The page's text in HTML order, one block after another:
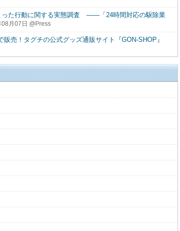
った行動に関する実態調査 ――「24時間対応の駆除業
08月07日 @Press
売！タグチの公式グッズ通販サイト『GON-SHOP』